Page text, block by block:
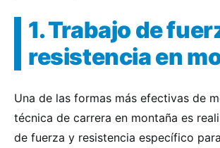
1. Trabajo de
resistencia en
Una de las formas más efectivas de
técnica de carrera en montaña es
de fuerza y resistencia específico